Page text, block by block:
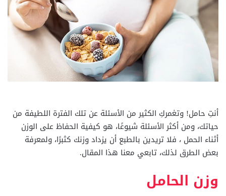
أنتِ حامل! وتغمركِ الكثير من الأسئلة عن تلك الفترة اللطيفة من
حياتك، ومن أكثر الأسئلة شيوعًا، هو كيفية الحفاظ على الوزن
أثناء الحمل ، فلا تريدين بالطبع أن يزداد وزنك كثبرًا، ولمعرفة
بعض الطرق لذلك، تابعي معنا هذا المقال.
وزن الحامل